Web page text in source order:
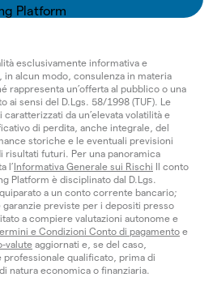
esclusivamente informativa e
alcun modo, consulenza in materia
rappresenta un’offerta al pubblico o una
ai sensi del D.Lgs. 58/1998 (TUF). Le
da un’elevata volatilità e
di perdita, anche integrale, del
storiche e le eventuali previsioni
risultati futuri. Per una panoramica
l’ Informativa Generale sui Rischi Il conto
Platform è disciplinato dal D.Lgs.
a un conto corrente bancario;
previste per i depositi presso
a compiere valutazioni autonome e
e Condizioni Conto di pagamento e
valute aggiornati e, se del caso,
qualificato, prima di
natura economica o finanziaria.